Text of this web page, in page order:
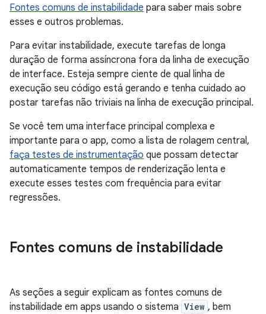
Fontes comuns de instabilidade para saber mais sobre
esses e outros problemas.
Para evitar instabilidade, execute tarefas de longa
duração de forma assíncrona fora da linha de execução
de interface. Esteja sempre ciente de qual linha de
execução seu código está gerando e tenha cuidado ao
postar tarefas não triviais na linha de execução principal.
Se você tem uma interface principal complexa e
importante para o app, como a lista de rolagem central,
faça testes de instrumentação que possam detectar
automaticamente tempos de renderização lenta e
execute esses testes com frequência para evitar
regressões.
Fontes comuns de instabilidade
As seções a seguir explicam as fontes comuns de
instabilidade em apps usando o sistema View , bem